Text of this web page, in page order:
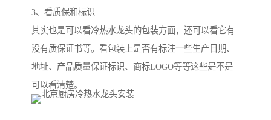
3、看质保和标识
其实也是可以看冷热水龙头的包装方面，还可以看它有
没有质保证书等。看包装上是否有标注一些生产日期、
地址、产品质量保证标识、商标LOGO等等这些是不是
可以看清楚。